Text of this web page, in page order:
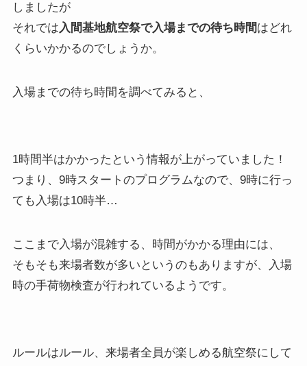
しましたが
それでは入間基地航空祭で入場までの待ち時間はどれ
くらいかかるのでしょうか。
入場までの待ち時間を調べてみると、
1時間半はかかったという情報が上がっていました！
つまり、9時スタートのプログラムなので、9時に行っ
ても入場は10時半…
ここまで入場が混雑する、時間がかかる理由には、
そもそも来場者数が多いというのもありますが、入場
時の手荷物検査が行われているようです。
ルールはルール、来場者全員が楽しめる航空祭にして